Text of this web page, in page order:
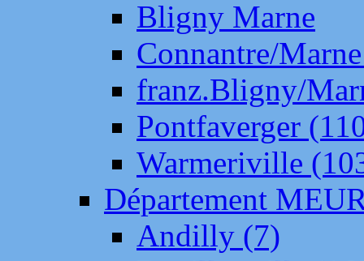
Bligny Marne
Connantre/
franz.Bligny/
Pontfaverger
Warmeriville
Département
Andilly (7)